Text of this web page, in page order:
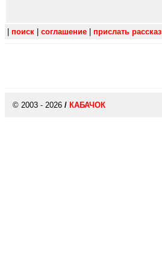
поиск соглашение прислать рассказ
© 2003 - 2026 / КАБАЧОК